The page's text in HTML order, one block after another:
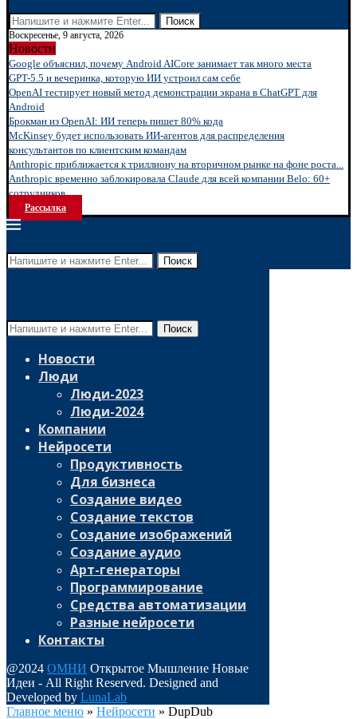
Поиск
Воскресенье, 9 августа, 2026
Новости
Google объяснил, почему Android AICore занимает так много места
GPT-5.5 и вечеринка, которую ИИ устроил сам себе
OpenAI тестирует новый метод демонстрации экрана в ChatGPT для
Android
Брокман из OpenAI: ИИ теперь пишет 80% кода
McKinsey будет использовать ИИ-агентов для распределения
консультантов по клиентским командам
Anthropic приближается к триллиону на вторичном рынке на фоне роста...
Anthropic временно заблокировала Claude для всей компании Belo: 60+
сотрудников...
Рассылка
Поиск
Поиск
Новости
Люди
Люди-2023
Люди-2024
Компании
Нейросети
Продуктивность
Для бизнеса
Создание видео
Создание текстов
Создание изображений
Создание аудио
Арт-генераторы
Программирование
Средства автоматизации
Разные нейросети
Контакты
@2024 ОМНИ Открытое Мышление Новые
Идеи - All Right Reserved. Designed and
Developed by LunaLab
Главное меню » Нейросети » DupDub